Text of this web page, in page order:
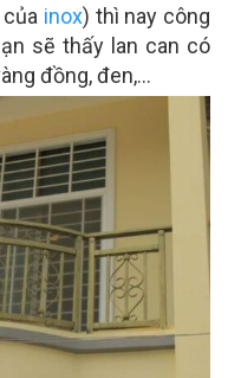
inox) thì nay công
sẽ thấy lan can có
đồng, đen,…